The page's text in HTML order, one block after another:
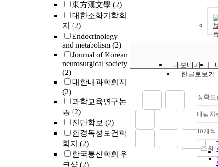
東方漢文學 (2)
대한소화기학회
지 (2)
Endocrinology
and metabolism (2)
Journal of Korean
neurosurgical society
(2)
대한내과학회지
(2)
과학교육연구논
총 (2)
진단학보 (2)
환경독성보건학
회지 (2)
한국통신학회 워
크샵 (2)
내보내기
한글로보기
정확도
내림차
10개씩
조회